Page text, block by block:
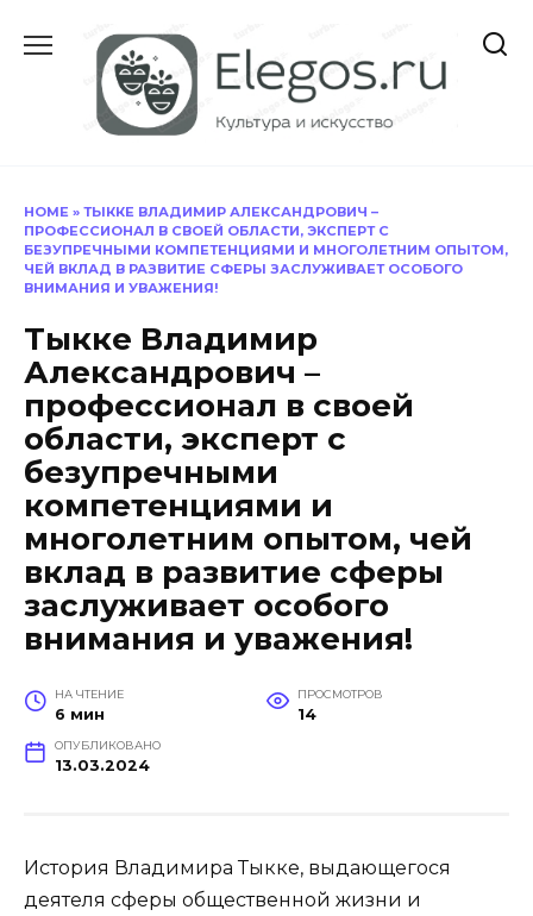
содержанию
HOME » ТЫККЕ ВЛАДИМИР АЛЕКСАНДРОВИЧ –
ПРОФЕССИОНАЛ В СВОЕЙ ОБЛАСТИ, ЭКСПЕРТ С
БЕЗУПРЕЧНЫМИ КОМПЕТЕНЦИЯМИ И МНОГОЛЕТНИМ ОПЫТОМ,
ЧЕЙ ВКЛАД В РАЗВИТИЕ СФЕРЫ ЗАСЛУЖИВАЕТ ОСОБОГО
ВНИМАНИЯ И УВАЖЕНИЯ!
Тыкке Владимир
Александрович –
профессионал в своей
области, эксперт с
безупречными
компетенциями и
многолетним опытом, чей
вклад в развитие сферы
заслуживает особого
внимания и уважения!
НА ЧТЕНИЕ
6 мин
ПРОСМОТРОВ
14
ОПУБЛИКОВАНО
13.03.2024
История Владимира Тыкке, выдающегося
деятеля сферы общественной жизни и